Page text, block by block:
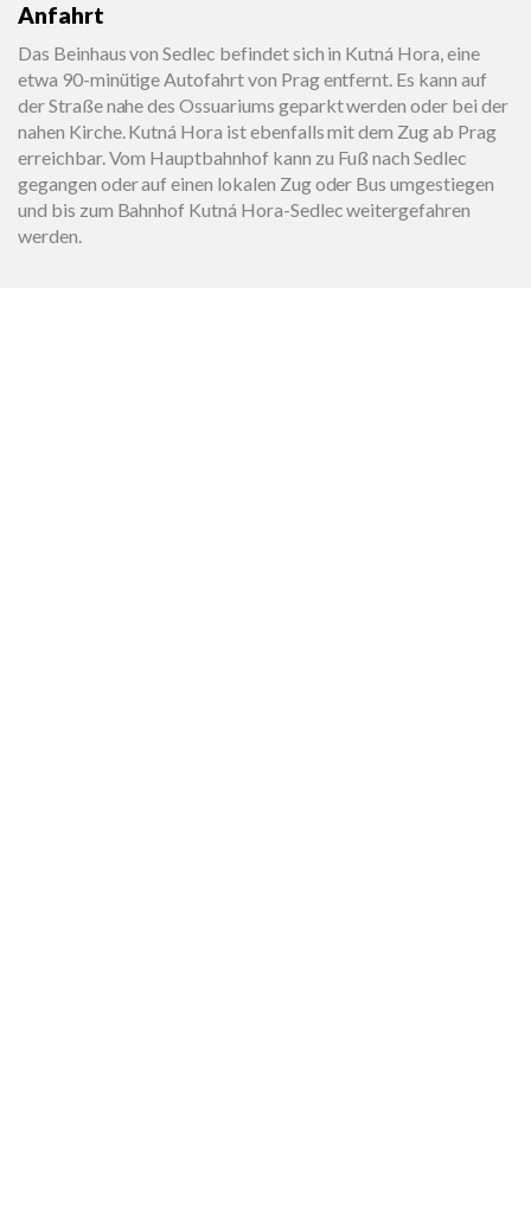
Anfahrt
Das Beinhaus von Sedlec befindet sich in Kutná Hora, eine
etwa 90-minütige Autofahrt von Prag entfernt. Es kann auf
der Straße nahe des Ossuariums geparkt werden oder bei der
nahen Kirche. Kutná Hora ist ebenfalls mit dem Zug ab Prag
erreichbar. Vom Hauptbahnhof kann zu Fuß nach Sedlec
gegangen oder auf einen lokalen Zug oder Bus umgestiegen
und bis zum Bahnhof Kutná Hora-Sedlec weitergefahren
werden.